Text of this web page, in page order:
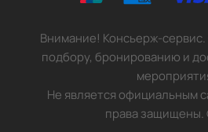
Внимание! Консьерж-сервис.
подбору, бронированию и
Не является официальным
права защищены.